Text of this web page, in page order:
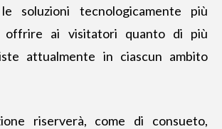
soluzioni tecnologicamente più
offrire ai visitatori quanto di più
attualmente in ciascun ambito
riserverà, come di consueto,